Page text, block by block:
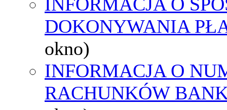
DOKONYWANIA
okno)
INFORMACJA O
RACHUNKÓW